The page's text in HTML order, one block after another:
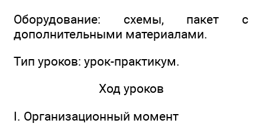
Оборудование: схемы, пакет с
дополнительными материалами.
Тип уроков: урок-практикум.
Ход уроков
I. Организационный момент